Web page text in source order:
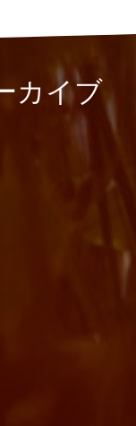
カイブ